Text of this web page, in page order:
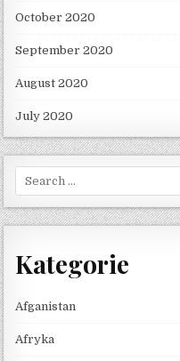
October 2020
September 2020
August 2020
July 2020
Search for:
Kategorie
Afganistan
Afryka